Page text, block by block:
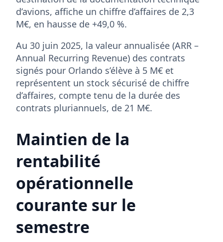
d’avions, affiche un chiffre d’affaires de 2,3
M€, en hausse de +49,0 %.
Au 30 juin 2025, la valeur annualisée (ARR –
Annual Recurring Revenue) des contrats
signés pour Orlando s’élève à 5 M€ et
représentent un stock sécurisé de chiffre
d’affaires, compte tenu de la durée des
contrats pluriannuels, de 21 M€.
Maintien de la
rentabilité
opérationnelle
courante sur le
semestre